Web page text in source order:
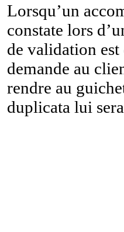
Lorsqu’un
constate lors
de validation
demande au
rendre au
duplicata lui